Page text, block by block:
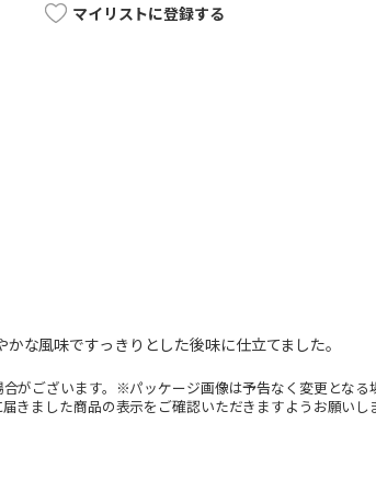
マイリストに登録する
な風味ですっきりとした後味に仕立てました。
がございます。※パッケージ画像は予告なく変更とな
きました商品の表示をご確認いただきますようお願いし